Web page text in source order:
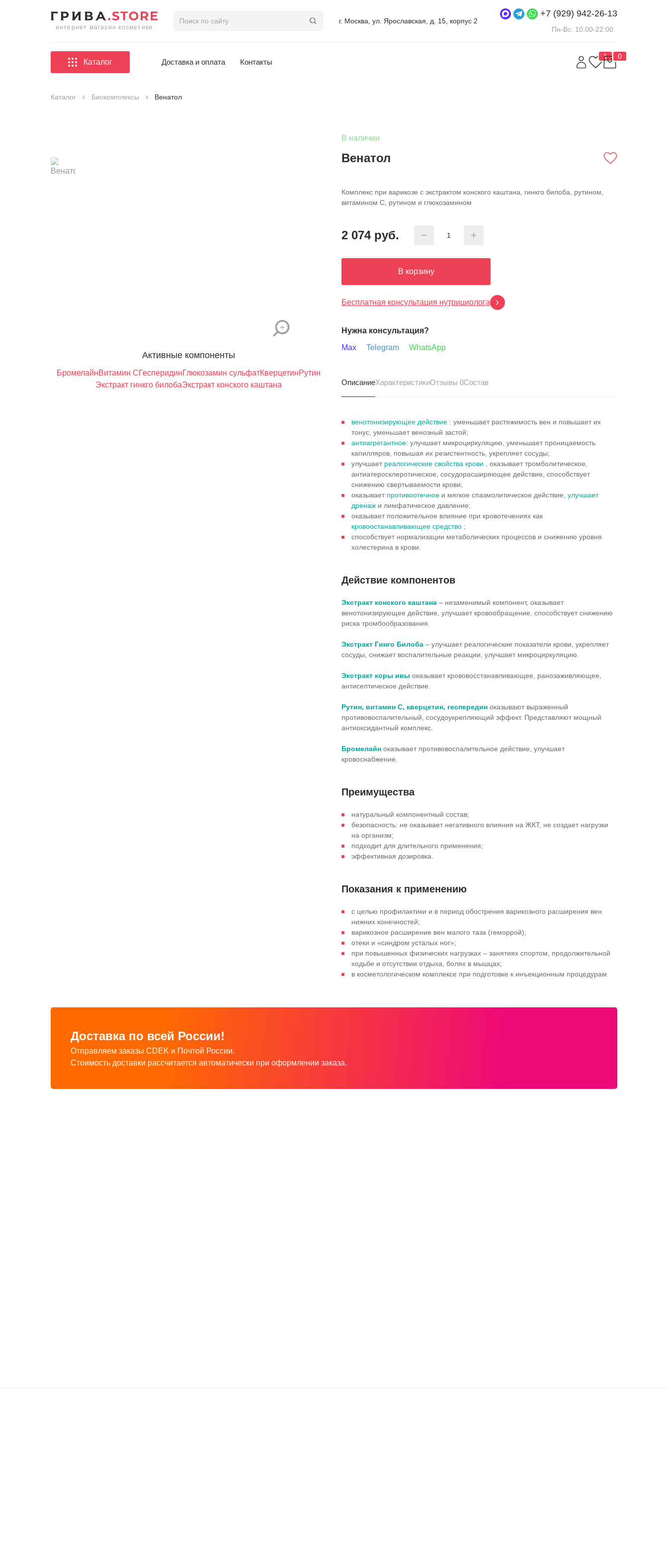
интернет магазин косметики
г. Москва, ул. Ярославская, д. 15, корпус 2
+7 (929) 942-26-13
Пн-Вс: 10:00-22:00
Каталог Доставка и оплата Контакты
1 0
Каталог Биокомплексы Венатол
Активные компоненты
БромелайнВитамин СГесперидинГлюкозамин сульфатКверцетинРутин
Экстракт гинкго билобаЭкстракт конского каштана
В наличии
Венатол
Комплекс при варикозе с экстрактом конского каштана, гинкго билоба, рутином,
витамином С, рутином и глюкозамином
2 074 руб.
В корзину
Бесплатная консультация нутрициолога
Нужна консультация?
Max
Telegram WhatsApp
ОписаниеХарактеристикиОтзывы 0Состав
венотонизирующее действие : уменьшает растяжимость вен и повышает их
тонус, уменьшает венозный застой;
антиагрегантное: улучшает микроциркуляцию, уменьшает проницаемость
капилляров, повышая их резистентность, укрепляет сосуды;
улучшает реалогические свойства крови
, оказывает тромболитическое,
антиатеросклеротическое, сосудорасширяющее действие, способствует
снижению свертываемости крови;
оказывает противоотечное и мягкое спазмолитическое действие, улучшает
дренаж и лимфатическое давление;
оказывает положительное влияние при кровотечениях как
кровоостанавливающее средство ;
способствует нормализации метаболических процессов и снижению уровня
холестерина в крови.
Действие компонентов
Экстракт конского каштана – незаменимый компонент, оказывает
венотонизирующее действие, улучшает кровообращение, способствует снижению
риска тромбообразования.
Экстракт Гинго Билоба – улучшает реалогические показатели крови, укрепляет
сосуды, снижает воспалительные реакции, улучшает микроциркуляцию.
Экстракт коры ивы оказывает крововосстанавливающее, ранозаживляющее,
антисептическое действие.
Рутин, витамин С, кверцетин, геспередин оказывают выраженный
противовоспалительный, сосудоукрепляющий эффект. Представляют мощный
антиоксидантный комплекс.
Бромелайн оказывает противовоспалительное действие, улучшает
кровоснабжение.
Преимущества
натуральный компонентный состав;
безопасность: не оказывает негативного влияния на ЖКТ, не создает нагрузки
на организм;
подходит для длительного применения;
эффективная дозировка.
Показания к применению
с целью профилактики и в период обострения варикозного расширения вен
нижних конечностей;
варикозное расширение вен малого таза (геморрой);
отеки и «синдром усталых ног»;
при повышенных физических нагрузках – занятиях спортом, продолжительной
ходьбе и отсутствии отдыха, болях в мышцах;
в косметологическом комплексе при подготовке к инъекционным процедурам.
Доставка по всей России!
Отправляем заказы CDEK и Почтой России.
Стоимость доставки рассчитается автоматически при оформлении заказа.